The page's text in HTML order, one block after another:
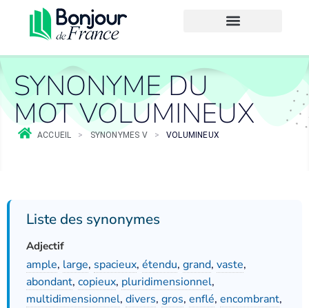
SYNONYME DU
MOT VOLUMINEUX
ACCUEIL > SYNONYMES V > VOLUMINEUX
Liste des synonymes
Adjectif
ample, large, spacieux, étendu, grand, vaste,
abondant, copieux, pluridimensionnel,
multidimensionnel, divers, gros, enflé, encombrant,